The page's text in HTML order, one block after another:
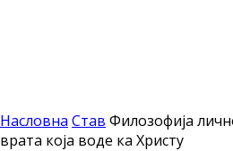
Насловна Став Филозофија
врата која воде ка Христу